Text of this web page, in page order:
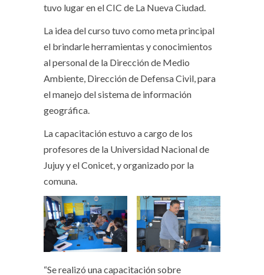
tuvo lugar en el CIC de La Nueva Ciudad.
La idea del curso tuvo como meta principal
el brindarle herramientas y conocimientos
al personal de la Dirección de Medio
Ambiente, Dirección de Defensa Civil, para
el manejo del sistema de información
geográfica.
La capacitación estuvo a cargo de los
profesores de la Universidad Nacional de
Jujuy y el Conicet, y organizado por la
comuna.
“Se realizó una capacitación sobre